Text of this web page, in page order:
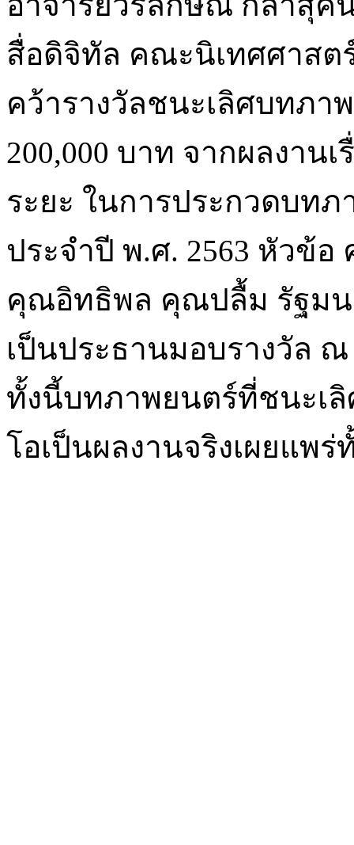
สื่อดิจิทัล คณะนิเทศศาส
คว้ารางวัลชนะเลิศบทภา
200,000 บาท จากผลงาน
ระยะ ในการประกวดบท
ประจำปี พ.ศ. 2563 หัวข้
คุณอิทธิพล คุณปลื้ม รัฐมน
เป็นประธานมอบรางวัล
ทั้งนี้บทภาพยนตร์ที่ชนะเ
โอเป็นผลงานจริงเผยแพ